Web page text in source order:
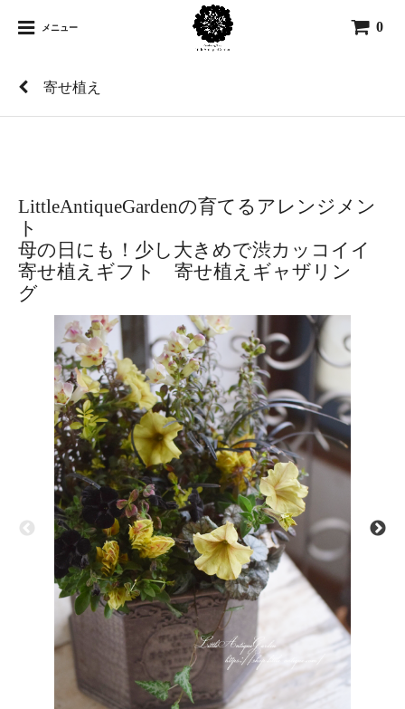
メニュー 0
寄せ植え
LittleAntiqueGardenの育てるアレンジメン
ト
母の日にも！少し大きめで渋カッコイイ
寄せ植えギフト 寄せ植えギャザリン
グ